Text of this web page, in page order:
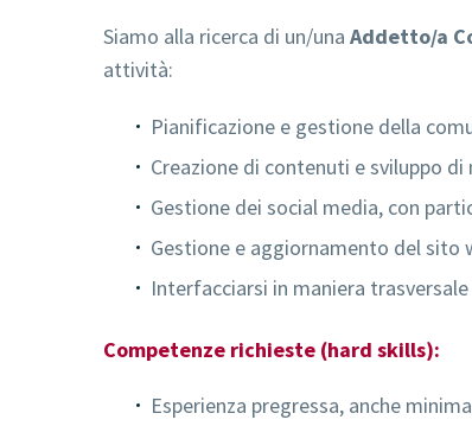
Siamo alla ricerca di un/una Addetto/a
attività:
Pianificazione e gestione della
Creazione di contenuti e sviluppo
Gestione dei social media, con
Gestione e aggiornamento del sito
Interfacciarsi in maniera
Competenze richieste (hard skills):
Esperienza pregressa, anche